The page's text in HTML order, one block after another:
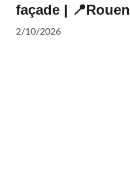
façade | 📍Rouen
2/10/2026